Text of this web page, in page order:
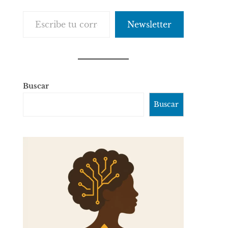
Newsletter
Buscar
Buscar